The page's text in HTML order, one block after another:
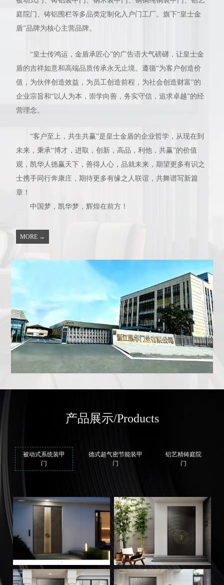
庭院门、铸铝围栏等多品类定制化入户门工厂。旗下“皇士金
盾”品牌为核心主营品牌。
“皇士传鸿运，金盾承匠心”的广告语大气磅礴，让皇士金
盾的吉祥如意和高端品质传承永无止境。遵循“为客户创造价
值，为伙伴创造效益，为员工创造前程，为社会创造财富”的
企业宗旨和“以人为本，崇学向善，务实守信，追求卓越”的经
营理念。
“客户至上，共生共赢”是皇士金盾的企业哲学，从现在到
未来，秉承“博才，进取，创新，高品，利他，共赢”的价值
观，凯华人德赢天下，善得人心，品就未来，期望更多有识之
士携手同行奔康庄，期待更多有缘之人联谊，共舞谱写新篇
章！
中国梦，凯华梦，辉煌在前方！
MORE →
产品展示/Products
被动式系统装甲
门
德式超气密节能装甲
门
铝艺精铸庭院
门